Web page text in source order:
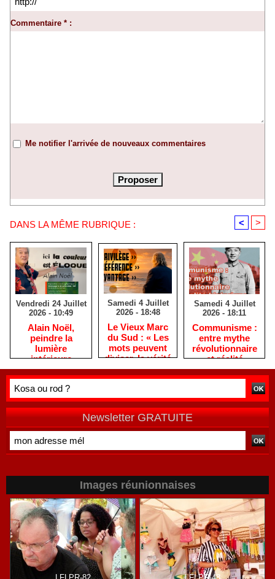
Commentaire * :
Me notifier l'arrivée de nouveaux commentaires
DANS LA MÊME RUBRIQUE : < >
Vendredi 24 Juillet
2026 - 10:49
​Alain Noël,
peindre la
lumière
intérieure
Samedi 4 Juillet
2026 - 18:48
​Le Vieux Marc
du Sud : « Les
mots peuvent
diviser, la vérité
rassemble »
Samedi 4 Juillet
2026 - 18:11
​Communisme :
entre mythe
révolutionnaire
et réalité
historique
Newsletter GRATUITE
Images réunionnaises